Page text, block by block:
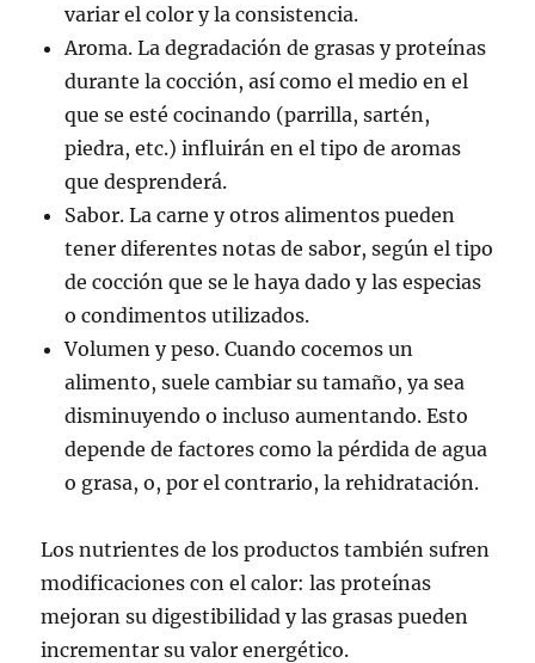
variar el color y la consistencia.
Aroma. La degradación de grasas y proteínas
durante la cocción, así como el medio en el
que se esté cocinando (parrilla, sartén,
piedra, etc.) influirán en el tipo de aromas
que desprenderá.
Sabor. La carne y otros alimentos pueden
tener diferentes notas de sabor, según el tipo
de cocción que se le haya dado y las especias
o condimentos utilizados.
Volumen y peso. Cuando cocemos un
alimento, suele cambiar su tamaño, ya sea
disminuyendo o incluso aumentando. Esto
depende de factores como la pérdida de agua
o grasa, o, por el contrario, la rehidratación.
Los nutrientes de los productos también sufren
modificaciones con el calor: las proteínas
mejoran su digestibilidad y las grasas pueden
incrementar su valor energético.